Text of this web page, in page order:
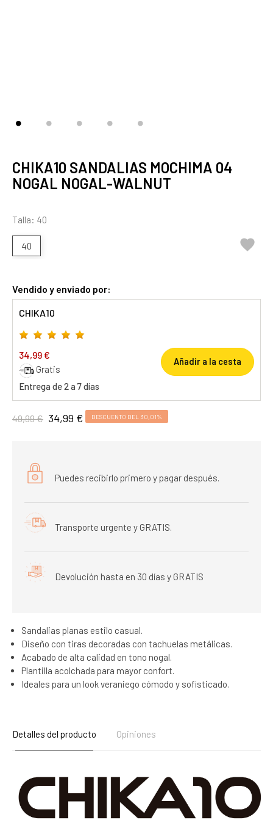
CHIKA10 SANDALIAS MOCHIMA 04
NOGAL NOGAL-WALNUT
Talla: 40
40 
Vendido y enviado por:
CHIKA10
34,99 €
Gratis
Entrega de 2 a 7 días
Añadir a la cesta
49,99 € 34,99 € DESCUENTO DEL 30,01%
Puedes recibirlo primero y pagar después.
Transporte urgente y GRATIS.
Devolución hasta en 30 días y GRATIS
Sandalias planas estilo casual.
Diseño con tiras decoradas con tachuelas metálicas.
Acabado de alta calidad en tono nogal.
Plantilla acolchada para mayor confort.
Ideales para un look veraniego cómodo y sofisticado.
Detalles del producto Opiniones